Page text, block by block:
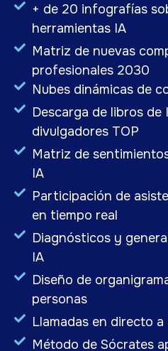
+ de 20 infografías
herramientas IA
Matriz de nuevas
profesionales 2030
Nubes dinámicas de
Descarga de libros de
divulgadores TOP
Matriz de
IA
Participación de
en tiempo real
Diagnósticos y
IA
Diseño de
personas
Llamadas en directo
Método de Sócrates